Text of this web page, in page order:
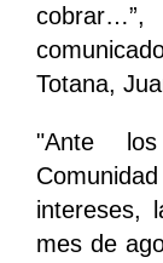
Totana,
"Ante
intereses,
mes de